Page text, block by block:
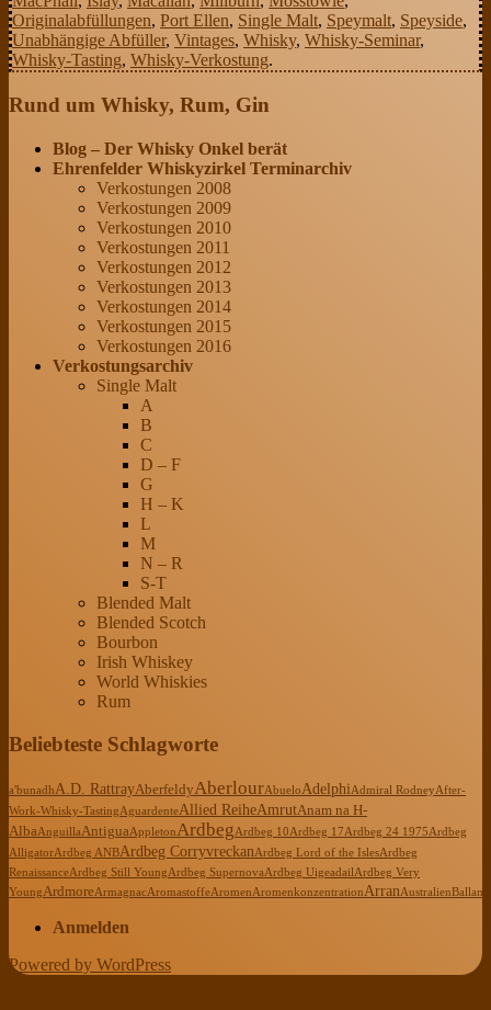
Originalabfüllungen, Port Ellen, Single Malt, Speymalt, Speyside,
Unabhängige Abfüller, Vintages, Whisky, Whisky-Seminar,
Whisky-Tasting, Whisky-Verkostung.
Rund um Whisky, Rum, Gin
Blog – Der Whisky Onkel berät
Ehrenfelder Whiskyzirkel Terminarchiv
Verkostungen 2008
Verkostungen 2009
Verkostungen 2010
Verkostungen 2011
Verkostungen 2012
Verkostungen 2013
Verkostungen 2014
Verkostungen 2015
Verkostungen 2016
Verkostungsarchiv
Single Malt
A
B
C
D – F
G
H – K
L
M
N – R
S-T
Blended Malt
Blended Scotch
Bourbon
Irish Whiskey
World Whiskies
Rum
Beliebteste Schlagworte
a'bunadhA.D. RattrayAberfeldyAberlourAbueloAdelphiAdmiral RodneyAfter-
Work-Whisky-TastingAguardenteAllied ReiheAmrutAnam na H-
AlbaAnguillaAntiguaAppletonArdbegArdbeg 10Ardbeg 17Ardbeg 24 1975Ardbeg
AlligatorArdbeg ANBArdbeg CorryvreckanArdbeg Lord of the IslesArdbeg
RenaissanceArdbeg Still YoungArdbeg SupernovaArdbeg UigeadailArdbeg Very
YoungArdmoreArmagnacAromastoffeAromenAromenkonzentrationArranAustralien
Anmelden
Powered by WordPress